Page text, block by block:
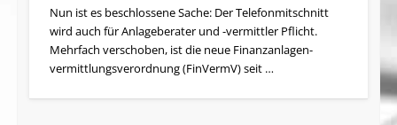
Nun ist es beschlossene Sache: Der Telefonmitschnitt
wird auch für Anlageberater und -vermittler Pflicht.
Mehrfach verschoben, ist die neue Finanzanlagen­
vermittlungs­ver­ordnung (FinVermV) seit …